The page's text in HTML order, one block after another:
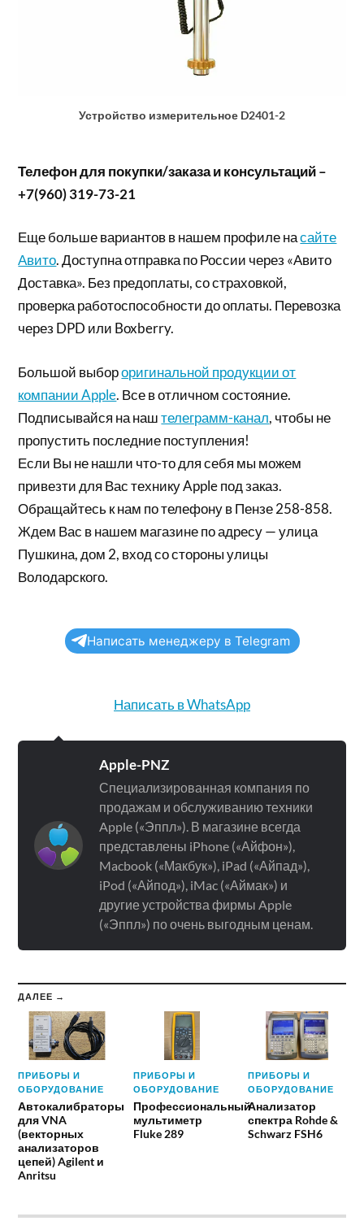
Устройство измерительное D2401-2
Телефон для покупки/заказа и консультаций –
+7(960) 319-73-21
Еще больше вариантов в нашем профиле насайте
Авито. Доступна отправка по России через «Авито
Доставка». Без предоплаты, со страховкой,
проверка работоспособности до оплаты. Перевозка
через DPD или Boxberry.
Большой выбороригинальной продукции от
компании Apple. Все в отличном состояние.
Подписывайся на наштелеграмм-канал, чтобы не
пропустить последние поступления!
Если Вы не нашли что-то для себя мы можем
привезти для Вас технику Apple под заказ.
Обращайтесь к нам по телефону в Пензе 258-858.
Ждем Вас в нашем магазине по адресу — улица
Пушкина, дом 2, вход со стороны улицы
Володарского.
Написать менеджеру в Telegram
Написать в WhatsApp
Apple-PNZ
Специализированная компания по
продажам и обслуживанию техники
Apple («Эппл»). В магазине всегда
представлены iPhone («Айфон»),
Macbook («Макбук»), iPad («Айпад»),
iPod («Айпод»), iMac («Аймак») и
другие устройства фирмы Apple
(«Эппл») по очень выгодным ценам.
ДАЛЕЕ →
ПРИБОРЫ И
ОБОРУДОВАНИЕ
Автокалибраторы
для VNA
(векторных
анализаторов
цепей) Agilent и
Anritsu
ПРИБОРЫ И
ОБОРУДОВАНИЕ
Профессиональный
мультиметр
Fluke 289
ПРИБОРЫ И
ОБОРУДОВАНИЕ
Анализатор
спектра Rohde &
Schwarz FSH6